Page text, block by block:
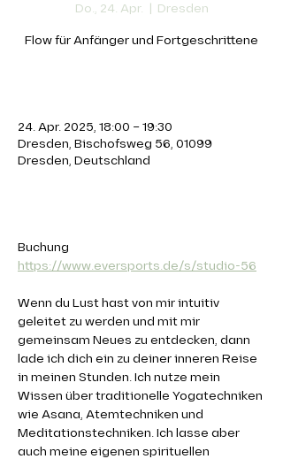
Do., 24. Apr.
  |
Dresden
24. Apr. 2025, 18:00 – 19:30
Dresden, Bischofsweg 56, 01099
Dresden, Deutschland
Buchung
https://www.eversports.de/s/studio-56
Wenn du Lust hast von mir intuitiv
geleitet zu werden und mit mir
gemeinsam Neues zu entdecken, dann
lade ich dich ein zu deiner inneren Reise
in meinen Stunden. Ich nutze mein
Wissen über traditionelle Yogatechniken
wie Asana, Atemtechniken und
Meditationstechniken. Ich lasse aber
auch meine eigenen spirituellen